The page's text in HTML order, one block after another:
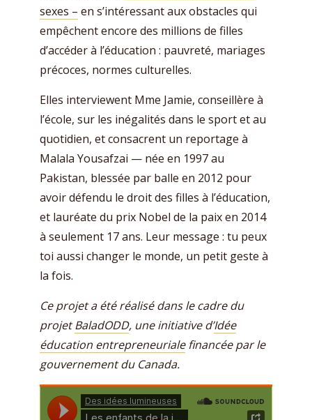
sexes – en s’intéressant aux obstacles qui
empêchent encore des millions de filles
d’accéder à l’éducation : pauvreté, mariages
précoces, normes culturelles.
Elles interviewent Mme Jamie, conseillère à
l’école, sur les inégalités dans le sport et au
quotidien, et consacrent un reportage à
Malala Yousafzai — née en 1997 au
Pakistan, blessée par balle en 2012 pour
avoir défendu le droit des filles à l’éducation,
et lauréate du prix Nobel de la paix en 2014
à seulement 17 ans. Leur message : tu peux
toi aussi changer le monde, un petit geste à
la fois.
Ce projet a été réalisé dans le cadre du
projetBaladODD, une initiative d’Idée
éducation entrepreneurialefinancée par le
gouvernement du Canada.